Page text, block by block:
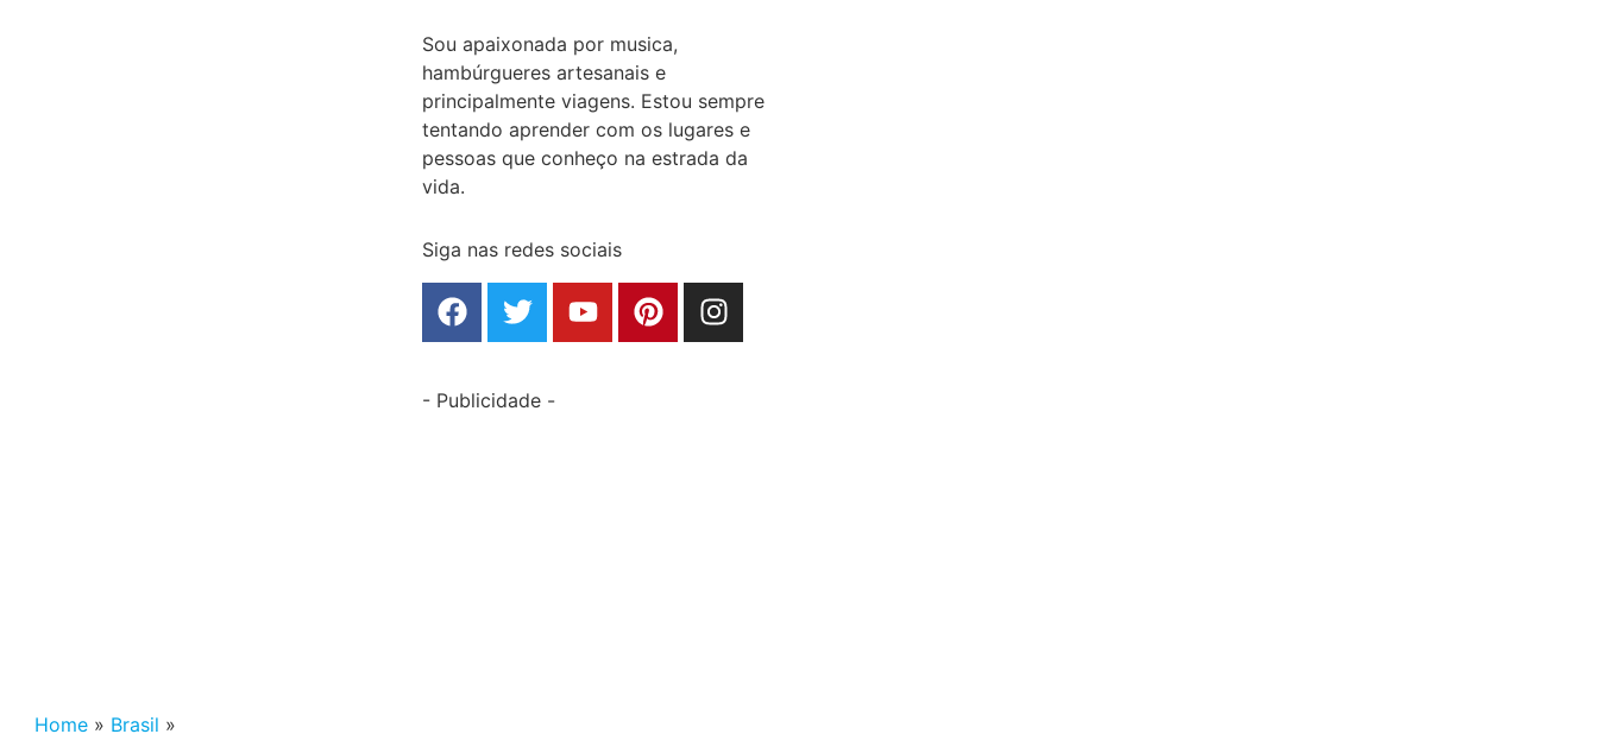
Home » Brasil »
Sou apaixonada por musica,
hambúrgueres artesanais e
principalmente viagens. Estou sempre
tentando aprender com os lugares e
pessoas que conheço na estrada da
vida.
Siga nas redes sociais
- Publicidade -